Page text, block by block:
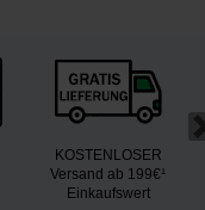
KOSTENLOSER
Versand ab 199€¹
Einkaufswert